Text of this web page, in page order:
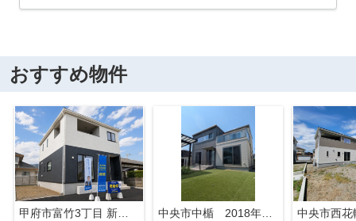
おすすめ物件
甲府市富竹3丁目 新築全3棟 3号棟 南西道路・車並列3台
中央市中楯 2018年築中古戸建 セキスイハイム施工 太陽光パネル